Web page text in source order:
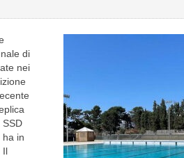
di
nei
ha in
Il